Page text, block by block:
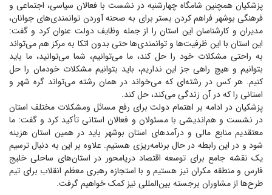
پزشکیان همچنین شامگاه چهارشنبه در نشست با فعالان سیاسی، اجتماعی و
فرهنگی بوشهر فراهم کردن بستر برای به صحنه آوردن توانمندی‌های جوانان،
مدیران و کارشناسان این استان را از جمله وظایف دولت عنوان کرد و گفت:
این استان با این ظرفیت‌ها و توانمندی‌ها حتی بدون اتکا به مرکز هم می‌تواند
به راحتی مشکلات خود را حل کند، ما می‌توانیم، شما می‌توانید، ما باید
بتوانیم و هیچ راهی جز این نداریم، باید بتوانیم مشکلات خودمان را حل
کنیم. هر کس در رشته‌ای که می‌خواند در همان رشته می‌تواند گره شهر و
استانی را که در آن زندگی می‌کند، حل کند.
پزشکیان در ادامه بر اهتمام دولت برای رفع مسائل و‌مشکلات مختلف استان
در نشست و هم‌اندیشی با مسئولان و فعالان استانی تأکید کرد و گفت: ما
معتقدیم منابع مالی و درآمد‌های استان بوشهر باید در همین استان هزینه
شود و در این رابطه در حال برنامه‌ریزی هستیم. علاوه بر این به دنبال ترسیم
یک نقشه جامع برای توسعه اقتصاد دریامحور در استان‌های ساحلی خلیج
فارس و منطقه مکران نیز هستیم و با استجازه رهبری معظم انقلاب برای تیم
طرح‌ها از مشاوران برجسته بین‌المللی نیز کمک خواهیم گرفت.